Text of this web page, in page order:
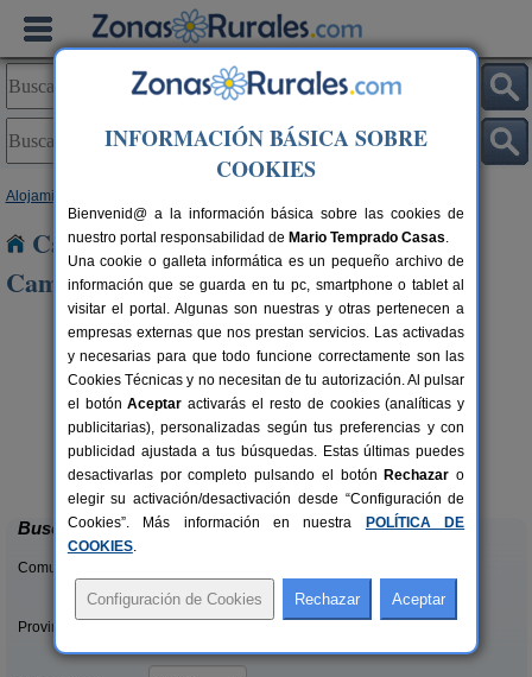
Alojamientos
Casas Rurales cerca de San Marin del
Camino
8+1 pers.
desde27 €
Complejo Rural Aguas Frías
La Omañuela (León)
Buscar
Comunidades:
Provincias/Islas:
INFORMACIÓN BÁSICA SOBRE
COOKIES
Bienvenid@ a la información básica sobre las cookies de
nuestro portal responsabilidad de Mario Temprado Casas.
Una cookie o galleta informática es un pequeño archivo de
información que se guarda en tu pc, smartphone o tablet al
visitar el portal. Algunas son nuestras y otras pertenecen a
empresas externas que nos prestan servicios. Las activadas
y necesarias para que todo funcione correctamente son las
Cookies Técnicas y no necesitan de tu autorización. Al pulsar
el botónAceptar activarás el resto de cookies (analíticas y
publicitarias), personalizadas según tus preferencias y con
publicidad ajustada a tus búsquedas. Estas últimas puedes
desactivarlas por completo pulsando el botón Rechazar o
elegir su activación/desactivación desde “Configuración de
Cookies”. Más información en nuestra
POLÍTICA DE
COOKIES.